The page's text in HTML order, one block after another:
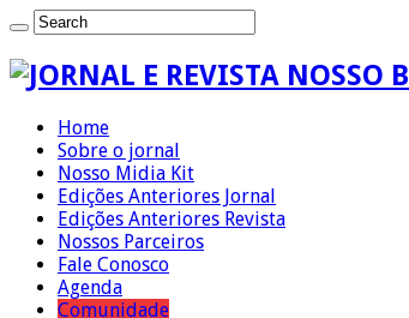
Home
Sobre o jornal
Nosso Midia Kit
Edições Anteriores Jornal
Edições Anteriores Revista
Nossos Parceiros
Fale Conosco
Agenda
Comunidade